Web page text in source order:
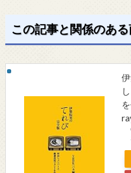
この記事と関係のあ